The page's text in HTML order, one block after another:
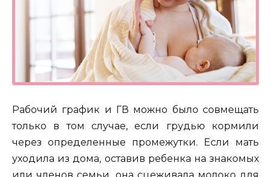
Рабочий график и ГВ можно было совмещать
только в том случае, если грудью кормили
через определенные промежутки. Если мать
уходила из дома, оставив ребенка на знакомых